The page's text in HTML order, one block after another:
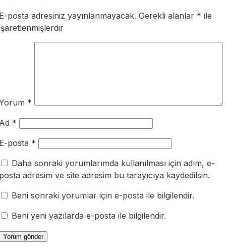
posta adresiniz yayınlanmayacak. Gerekli alanlar * ile
*
*
posta *
Daha sonraki yorumlarımda kullanılması için adım, e-
adresim ve site adresim bu tarayıcıya kaydedilsin.
Beni sonraki yorumlar için e-posta ile bilgilendir.
Beni yeni yazılarda e-posta ile bilgilendir.